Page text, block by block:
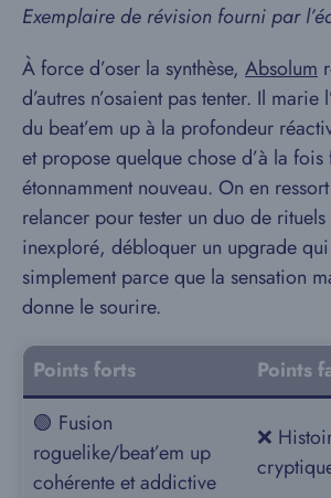
Exemplaire de révision fourni par
À force d’oser la synthèse, Absolum
d’autres n’osaient pas tenter. Il marie
du beat’em up à la profondeur
et propose quelque chose d’à la
étonnamment nouveau. On en
relancer pour tester un duo de
inexploré, débloquer un upgrade
simplement parce que la sensation
donne le sourire.
Points forts
Points
🟢 Fusion
roguelike/beat’em up
cohérente et addictive
❌